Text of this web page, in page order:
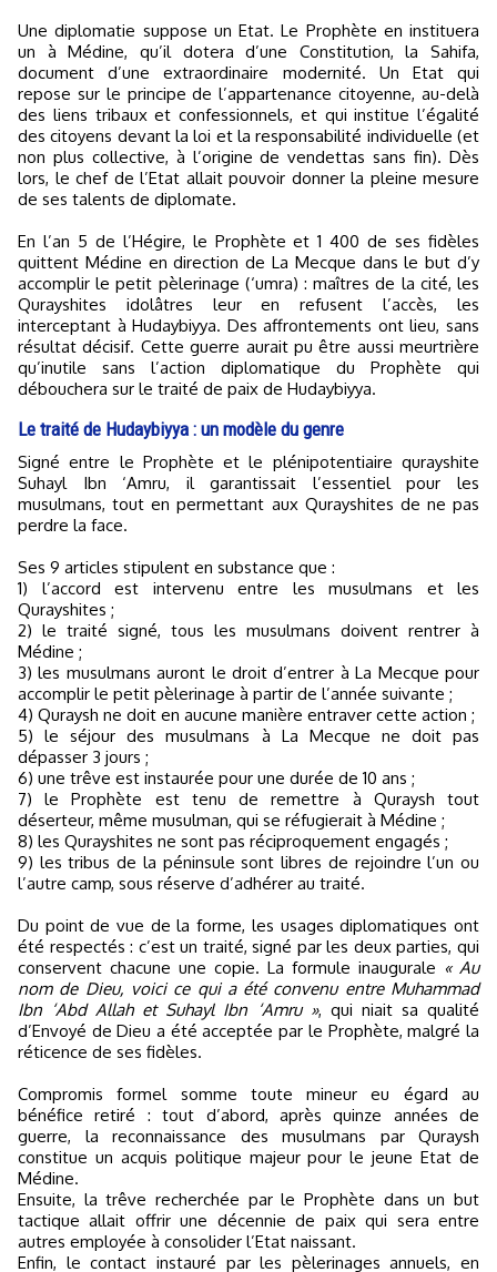
Une diplomatie suppose un Etat. Le Prophète en instituera
un à Médine, qu’il dotera d’une Constitution, la Sahifa,
document d’une extraordinaire modernité. Un Etat qui
repose sur le principe de l’appartenance citoyenne, au-delà
des liens tribaux et confessionnels, et qui institue l’égalité
des citoyens devant la loi et la responsabilité individuelle (et
non plus collective, à l’origine de vendettas sans fin). Dès
lors, le chef de l’Etat allait pouvoir donner la pleine mesure
de ses talents de diplomate.
En l’an 5 de l’Hégire, le Prophète et 1 400 de ses fidèles
quittent Médine en direction de La Mecque dans le but d’y
accomplir le petit pèlerinage (‘umra) : maîtres de la cité, les
Qurayshites idolâtres leur en refusent l’accès, les
interceptant à Hudaybiyya. Des affrontements ont lieu, sans
résultat décisif. Cette guerre aurait pu être aussi meurtrière
qu’inutile sans l’action diplomatique du Prophète qui
débouchera sur le traité de paix de Hudaybiyya.
Le traité de Hudaybiyya : un modèle du genre
Signé entre le Prophète et le plénipotentiaire qurayshite
Suhayl Ibn ‘Amru, il garantissait l’essentiel pour les
musulmans, tout en permettant aux Qurayshites de ne pas
perdre la face.
Ses 9 articles stipulent en substance que :
1) l’accord est intervenu entre les musulmans et les
Qurayshites ;
2) le traité signé, tous les musulmans doivent rentrer à
Médine ;
3) les musulmans auront le droit d’entrer à La Mecque pour
accomplir le petit pèlerinage à partir de l’année suivante ;
4) Quraysh ne doit en aucune manière entraver cette action ;
5) le séjour des musulmans à La Mecque ne doit pas
dépasser 3 jours ;
6) une trêve est instaurée pour une durée de 10 ans ;
7) le Prophète est tenu de remettre à Quraysh tout
déserteur, même musulman, qui se réfugierait à Médine ;
8) les Qurayshites ne sont pas réciproquement engagés ;
9) les tribus de la péninsule sont libres de rejoindre l’un ou
l’autre camp, sous réserve d’adhérer au traité.
Du point de vue de la forme, les usages diplomatiques ont
été respectés : c’est un traité, signé par les deux parties, qui
conservent chacune une copie. La formule inaugurale « Au
nom de Dieu, voici ce qui a été convenu entre Muhammad
Ibn ‘Abd Allah et Suhayl Ibn ‘Amru », qui niait sa qualité
d’Envoyé de Dieu a été acceptée par le Prophète, malgré la
réticence de ses fidèles.
Compromis formel somme toute mineur eu égard au
bénéfice retiré : tout d’abord, après quinze années de
guerre, la reconnaissance des musulmans par Quraysh
constitue un acquis politique majeur pour le jeune Etat de
Médine.
Ensuite, la trêve recherchée par le Prophète dans un but
tactique allait offrir une décennie de paix qui sera entre
autres employée à consolider l’Etat naissant.
Enfin, le contact instauré par les pèlerinages annuels, en